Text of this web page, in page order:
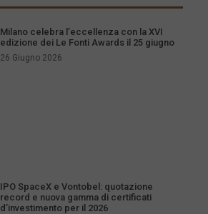
Milano celebra l’eccellenza con la XVI
edizione dei Le Fonti Awards il 25 giugno
26 Giugno 2026
IPO SpaceX e Vontobel: quotazione
record e nuova gamma di certificati
d’investimento per il 2026